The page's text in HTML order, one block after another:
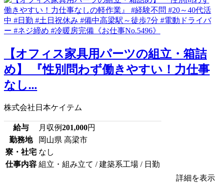
【オフィス家具用パーツの組立・箱詰
め】 『性別問わず働きやすい！力仕事
なし...
株式会社日本ケイテム
給与 月収例201,000円
勤務地
岡山県 高梁市
寮・社宅 なし
仕事内容 組立・組み立て / 建築系工場 / 日勤
詳細を表示